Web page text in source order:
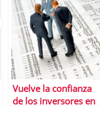
Vuelve la confianza
de los inversores en